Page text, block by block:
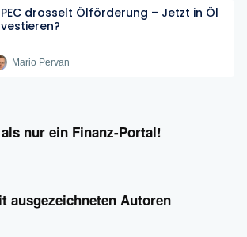
drosselt Ölförderung – Jetzt in Öl
Mario Pervan
nur ein Finanz-Portal!
ausgezeichneten Autoren